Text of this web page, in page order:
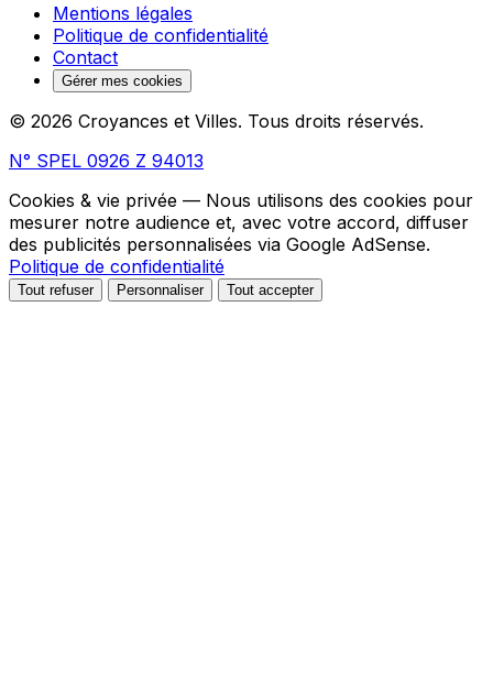
Mentions légales
Politique de confidentialité
Contact
Gérer mes cookies
© 2026 Croyances et Villes. Tous droits réservés.
N° SPEL 0926 Z 94013
Cookies & vie privée — Nous utilisons des cookies pour
mesurer notre audience et, avec votre accord, diffuser
des publicités personnalisées via Google AdSense.
Politique de confidentialité
Tout refuser Personnaliser Tout accepter